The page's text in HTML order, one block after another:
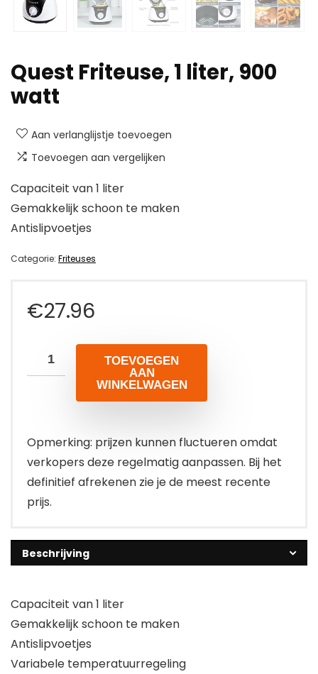
Quest Friteuse, 1 liter, 900
watt
Aan verlanglijstje toevoegen
Toevoegen aan vergelijken
Capaciteit van 1 liter
Gemakkelijk schoon te maken
Antislipvoetjes
Categorie: Friteuses
€27.96
TOEVOEGEN
AAN
WINKELWAGEN
Opmerking: prijzen kunnen fluctueren omdat
verkopers deze regelmatig aanpassen. Bij het
definitief afrekenen zie je de meest recente
prijs.
Beschrijving
Capaciteit van 1 liter
Gemakkelijk schoon te maken
Antislipvoetjes
Variabele temperatuurregeling